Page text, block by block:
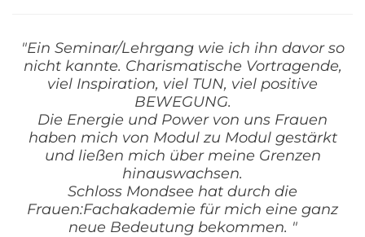
"Ein Seminar/Lehrgang wie ich ihn davor so
nicht kannte. Charismatische Vortragende,
viel Inspiration, viel TUN, viel positive
BEWEGUNG.
Die Energie und Power von uns Frauen
haben mich von Modul zu Modul gestärkt
und ließen mich über meine Grenzen
hinauswachsen.
Schloss Mondsee hat durch die
Frauen:Fachakademie für mich eine ganz
neue Bedeutung bekommen. "